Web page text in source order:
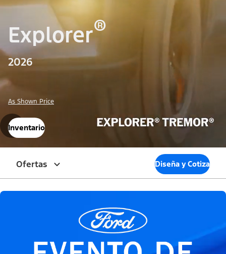
Explorer®
2026
As Shown Price
Inventario
Ofertas Diseña y Cotiza